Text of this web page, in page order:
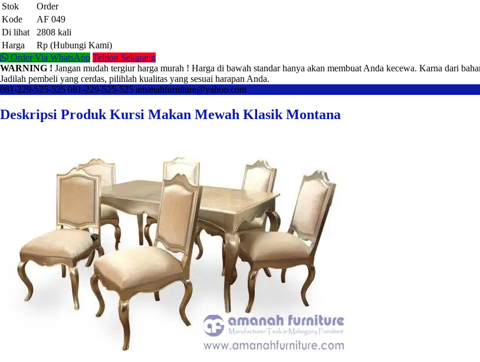
Stok
Order
Kode
AF 049
Di lihat
2808 kali
Harga
Rp (Hubungi Kami)
Order Via WhatsApp Telpon Sekarang
WARNING ! Jangan mudah tergiur harga murah ! Harga di bawah standar hanya akan membuat Anda kecewa. Karna dari
Jadilah pembeli yang cerdas, pilihlah kualitas yang sesuai harapan Anda.
081-229-525-525 081-229-525-525 amanahfurniture@yahoo.com
Deskripsi Produk Kursi Makan Mewah Klasik Montana